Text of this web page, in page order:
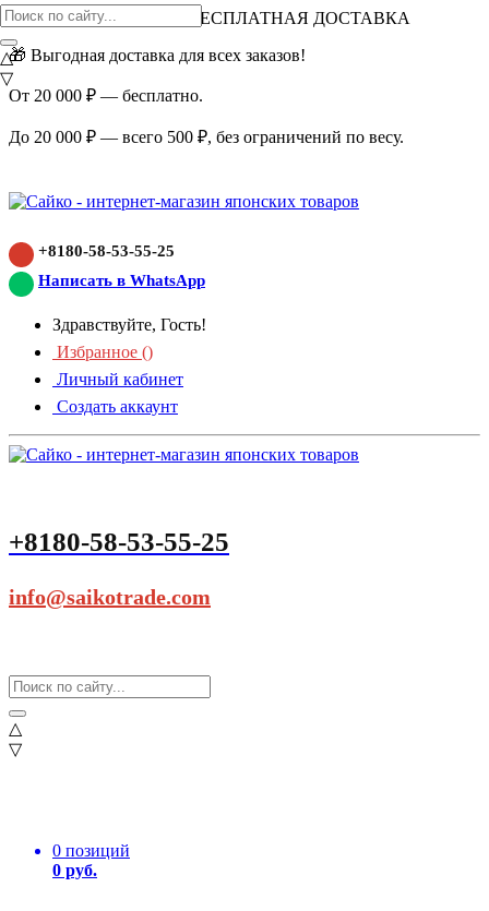
ВНИМАНИЕ АКЦИЯ!
БЕСПЛАТНАЯ ДОСТАВКА
🎁 Выгодная доставка для всех заказов!
От 20 000 ₽ — бесплатно.
До 20 000 ₽ — всего 500 ₽, без ограничений по весу.
+8180-58-53-55-25
Написать в WhatsApp
Здравствуйте, Гость!
Избранное ()
Личный кабинет
Создать аккаунт
+8180-58-53-55-25
info@saikotrade.com
△
▽
0 позиций
0 руб.
△
▽